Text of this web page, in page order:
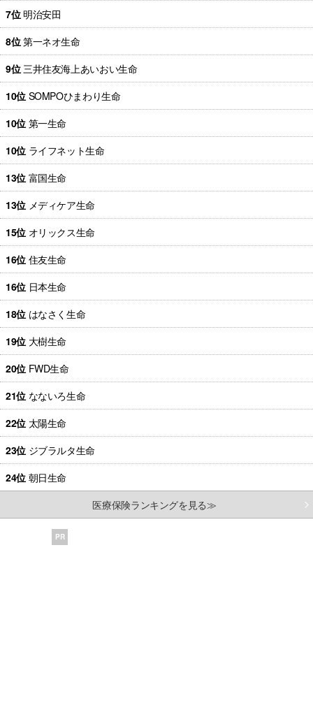
7位 明治安田
8位第一ネオ生命
9位 三井住友海上あいおい生命
10位 SOMPOひまわり生命
10位 第一生命
10位 ライフネット生命
13位 富国生命
13位 メディケア生命
15位 オリックス生命
16位 住友生命
16位 日本生命
18位 はなさく生命
19位 大樹生命
20位 FWD生命
21位 なないろ生命
22位 太陽生命
23位 ジブラルタ生命
24位 朝日生命
医療保険ランキングを見る≫
PR